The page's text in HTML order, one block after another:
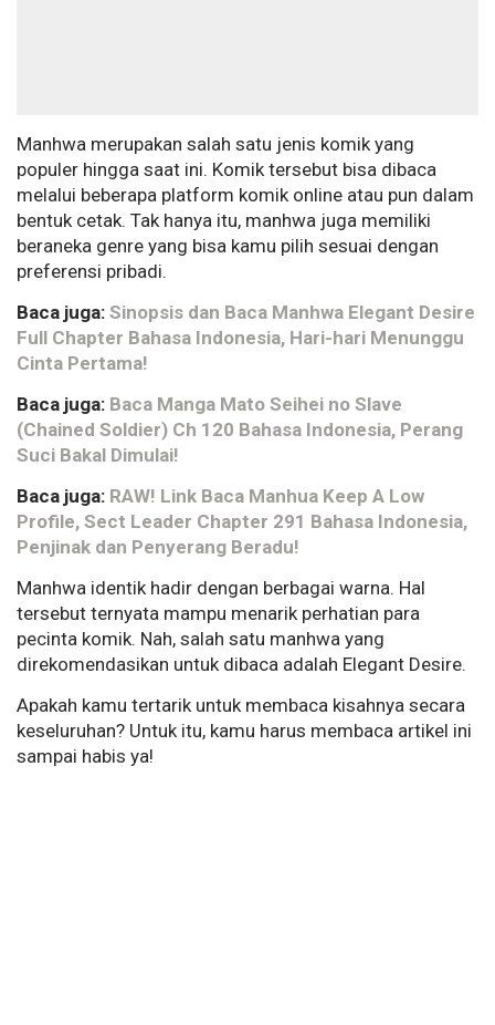
Manhwa merupakan salah satu jenis komik yang
populer hingga saat ini. Komik tersebut bisa dibaca
melalui beberapa platform komik online atau pun dalam
bentuk cetak. Tak hanya itu, manhwa juga memiliki
beraneka genre yang bisa kamu pilih sesuai dengan
preferensi pribadi.
Baca juga: Sinopsis dan Baca Manhwa Elegant Desire
Full Chapter Bahasa Indonesia, Hari-hari Menunggu
Cinta Pertama!
Baca juga: Baca Manga Mato Seihei no Slave
(Chained Soldier) Ch 120 Bahasa Indonesia, Perang
Suci Bakal Dimulai!
Baca juga: RAW! Link Baca Manhua Keep A Low
Profile, Sect Leader Chapter 291 Bahasa Indonesia,
Penjinak dan Penyerang Beradu!
Manhwa identik hadir dengan berbagai warna. Hal
tersebut ternyata mampu menarik perhatian para
pecinta komik. Nah, salah satu manhwa yang
direkomendasikan untuk dibaca adalah Elegant Desire.
Apakah kamu tertarik untuk membaca kisahnya secara
keseluruhan? Untuk itu, kamu harus membaca artikel ini
sampai habis ya!